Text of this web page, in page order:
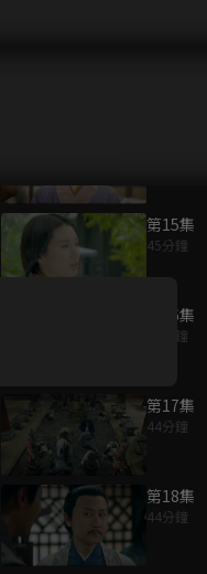
第15集
45分鐘
第16集
45分鐘
第17集
44分鐘
第18集
44分鐘
好康資訊